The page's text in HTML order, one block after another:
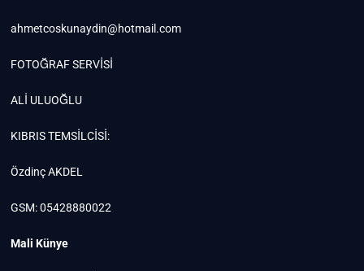
ahmetcoskunaydin@hotmail.com
FOTOĞRAF SERVİSİ
ALİ ULUOĞLU
KIBRIS TEMSİLCİSİ:
Özdinç AKDEL
GSM: 05428880022
Mali Künye